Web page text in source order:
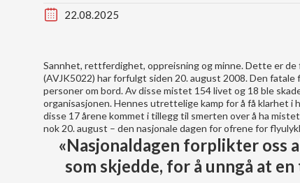
22.08.2025
Sannhet, rettferdighet, oppreisning og minne. Dette er
(AVJK5022) har forfulgt siden 20. august 2008. Den
personer om bord. Av disse mistet 154 livet og 18 ble
organisasjonen. Hennes utrettelige kamp for å få klarhet
disse 17 årene kommet i tillegg til smerten over å ha
nok 20. august – den nasjonale dagen for ofrene for
«Nasjonaldagen forplikter oss
som skjedde, for å unngå at